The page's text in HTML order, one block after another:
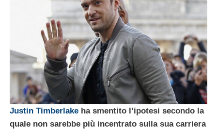
Justin Timberlake ha smentito l’ipotesi secondo la
quale non sarebbe più incentrato sulla sua carriera